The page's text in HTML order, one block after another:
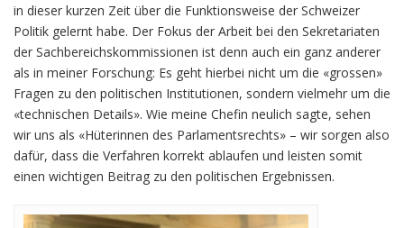
in dieser kurzen Zeit über die Funktionsweise der Schweizer
Politik gelernt habe. Der Fokus der Arbeit bei den Sekretariaten
der Sachbereichskommissionen ist denn auch ein ganz anderer
als in meiner Forschung: Es geht hierbei nicht um die «grossen»
Fragen zu den politischen Institutionen, sondern vielmehr um die
«technischen Details». Wie meine Chefin neulich sagte, sehen
wir uns als «Hüterinnen des Parlamentsrechts» – wir sorgen also
dafür, dass die Verfahren korrekt ablaufen und leisten somit
einen wichtigen Beitrag zu den politischen Ergebnissen.